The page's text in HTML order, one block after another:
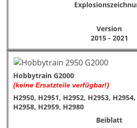
Version
2015 - 2021
Hobbytrain G2000
(keine Ersatzteile verfügbar!)
H2950, H2951, H2952, H2953,
H2958, H2959, H2980
Beiblatt